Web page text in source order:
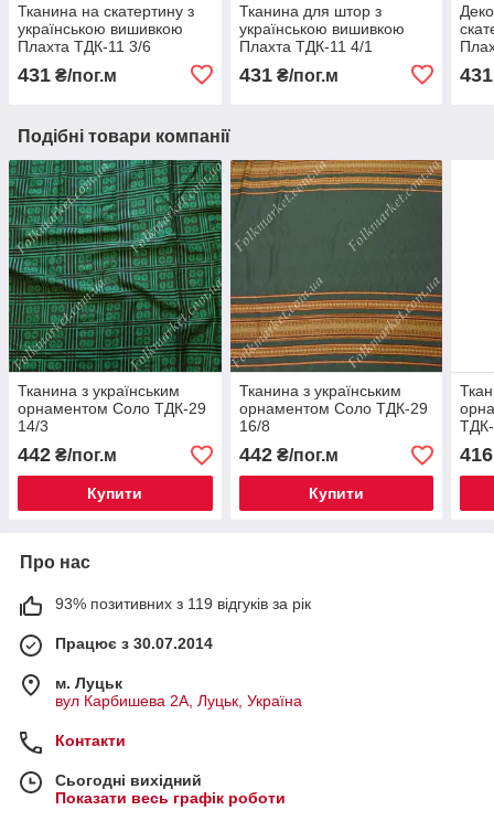
Тканина на скатертину з
українською вишивкою
Плахта ТДК-11 3/6
431 ₴/пог.м
Тканина для штор з
українською вишивкою
Плахта ТДК-11 4/1
431₴/пог.м 431
Подібні товари компанії
Тканина з українським
орнаментом Соло ТДК-29
14/3
442 ₴/пог.м
Купити
Тканина з українським
орнаментом Соло ТДК-29
16/8
442₴/пог.м
Купити
416
Про нас
93% позитивних з 119 відгуків за рік
Працює з 30.07.2014
м. Луцьк
вул Карбишева 2А, Луцьк, Україна
Контакти
Сьогодні вихідний
Показати весь графік роботи